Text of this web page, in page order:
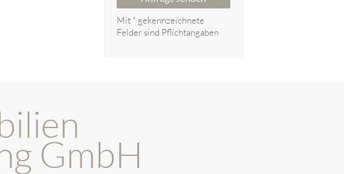
Mit * gekennzeichnete
Felder sind Pflichtangaben
GmbH